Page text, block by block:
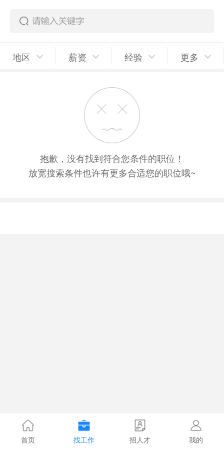
地区 薪资 经验 更多
抱歉，没有找到符合您条件的职位！
放宽搜索条件也许有更多合适您的职位哦~
首页 找工作 招人才 我的